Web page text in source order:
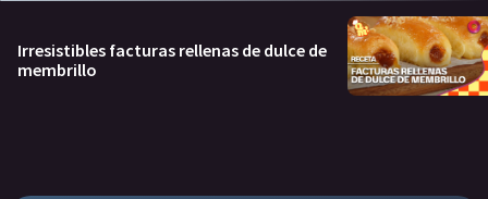
Irresistibles facturas rellenas de dulce de
membrillo